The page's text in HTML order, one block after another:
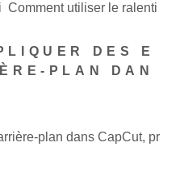
Comment utiliser le ralenti
DES E
PLAN DAN
plan dans CapCut, pr